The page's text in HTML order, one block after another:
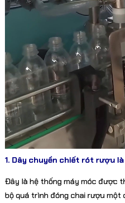
1. Dây chuyền chiết rót rượu
Đây là hệ thống máy móc được
bộ quá trình đóng chai rượu một